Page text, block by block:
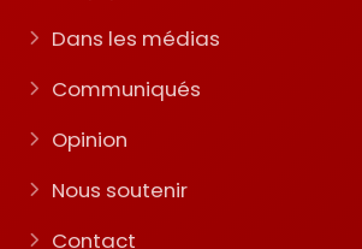
Dans les médias
Communiqués
Opinion
Nous soutenir
Contact